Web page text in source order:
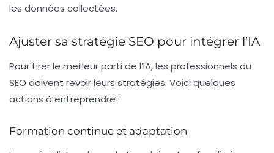
les données collectées.
Ajuster sa stratégie SEO pour intégrer l’IA
Pour tirer le meilleur parti de l’IA, les professionnels du
SEO doivent revoir leurs stratégies. Voici quelques
actions à entreprendre :
Formation continue et adaptation